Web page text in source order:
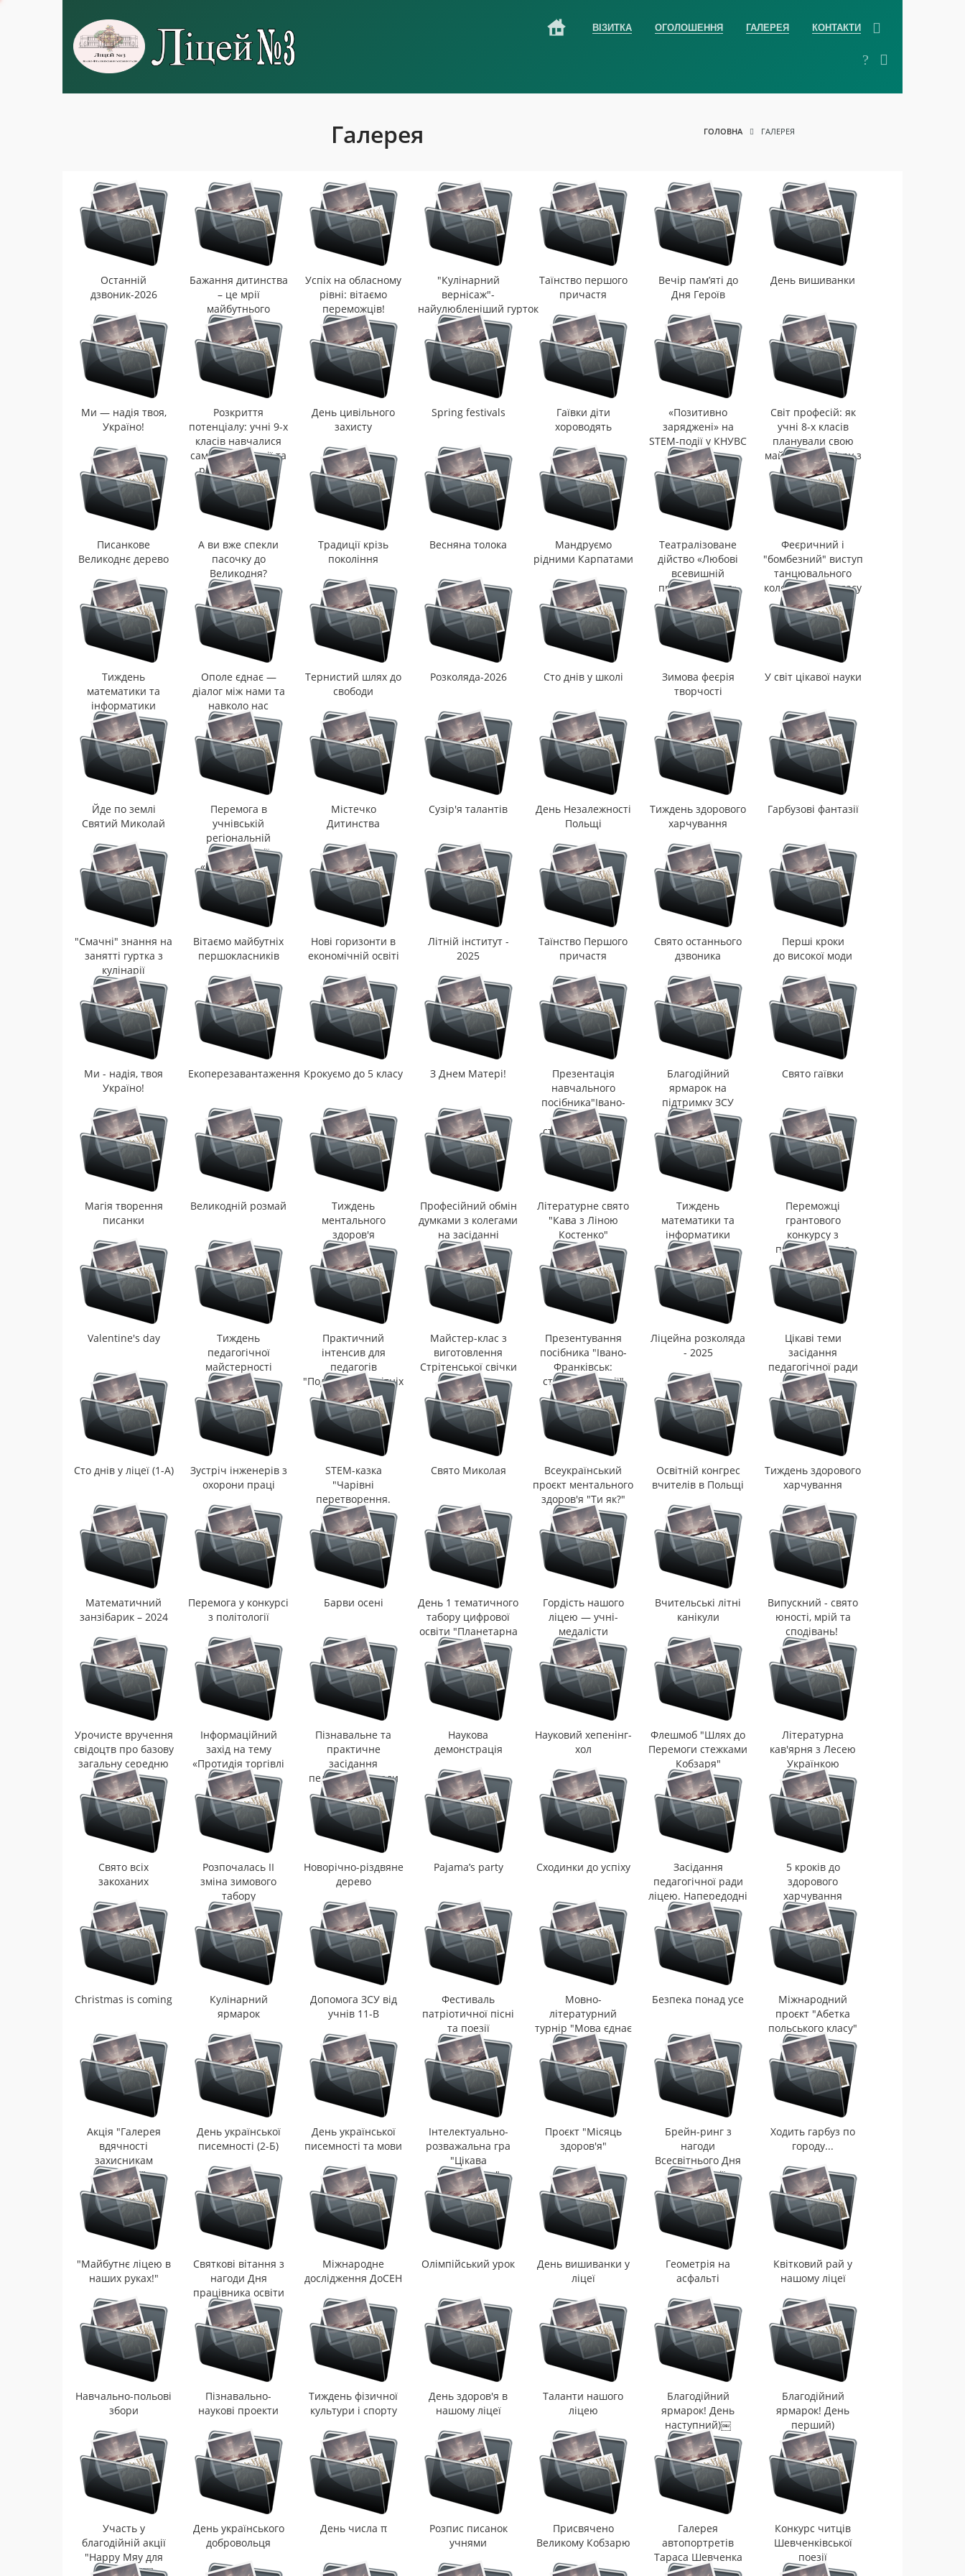
ВІЗИТКА ОГОЛОШЕННЯ ГАЛЕРЕЯ КОНТАКТИ
Галерея ГОЛОВНА ГАЛЕРЕЯ
Останній
дзвоник-2026
Бажання дитинства
– це мрії
майбутнього
Успіх на обласному
рівні: вітаємо
переможців!
"Кулінарний
вернісаж"-
найулюбленіший гурток
дітей
Таїнство першого
причастя
Вечір пам’яті до
Дня Героїв
День вишиванки
Ми — надія твоя,
Україно!
Розкриття
потенціалу: учні 9-х
класів навчалися
самопрезентації та
розумінню себе
День цивільного
захисту
Spring festivals
Гаївки діти
хороводять
«Позитивно
заряджені» на
STEM-події у КНУВС
Світ професій: як
учні 8-х класів
планували свою
майбутню кар'єру з
кар'єрним
радником
Писанкове
Великоднє дерево
А ви вже спекли
пасочку до
Великодня?
Традиції крізь
покоління
Весняна толока
Мандруємо
рідними Карпатами
Театралізоване
дійство «Любові
всевишній
присвячується»
Феєричний і
"бомбезний" виступ
танцювального
колективу 2-Б класу
Тиждень
математики та
інформатики
Ополе єднає —
діалог між нами та
навколо нас
Тернистий шлях до
свободи
Розколяда-2026 Сто днів у школі
Зимова феєрія
творчості
У світ цікавої науки
Йде по землі
Святий Миколай
Перемога в
учнівській
регіональній
конференції
«Екогеофорум»!
Містечко
Дитинства
Сузір'я талантів
День Незалежності
Польщі
Тиждень здорового
харчування
Гарбузові фантазії
"Смачні" знання на
занятті гуртка з
кулінарії
Вітаємо майбутніх
першокласників
Нові горизонти в
економічній освіті
Літній інститут -
2025
Таїнство Першого
причастя
Свято останнього
дзвоника
Перші кроки
до високої моди
Ми - надія, твоя
Україно!
Екоперезавантаження Крокуємо до 5 класу З Днем Матері!
Презентація
навчального
посібника"Івано-
Франківськ:
сторінки історії"
Благодійний
ярмарок на
підтримку ЗСУ
Свято гаївки
Магія творення
писанки
Великодній розмай
Тиждень
ментального
здоров'я
Професійний обмін
думками з колегами
на засіданні
педради
Літературне свято
"Кава з Ліною
Костенко"
Тиждень
математики та
інформатики
Переможці
грантового
конкурсу з
правознавства
Valentine's day
Тиждень
педагогічної
майстерності
Практичний
інтенсив для
педагогів
"Подолання освітніх
втрат"
Майстер-клас з
виготовлення
Стрітенської свічки
Презентування
посібника "Івано-
Франківськ:
сторінки історії"
Ліцейна розколяда
- 2025
Цікаві теми
засідання
педагогічної ради
ліцею
Сто днів у ліцеї (1-А)
Зустріч інженерів з
охорони праці
STEM-казка
"Чарівні
перетворення.
Казка про
Попелюшку"
Свято Миколая
Всеукраїнський
проєкт ментального
здоров'я "Ти як?"
Освітній конгрес
вчителів в Польщі
Тиждень здорового
харчування
Математичний
занзібарик – 2024
Перемога у конкурсі
з політології
Барви осені
День 1 тематичного
табору цифрової
освіти "Планетарна
пригода"
Гордість нашого
ліцею — учні-
медалісти
Вчительські літні
канікули
Випускний - свято
юності, мрій та
сподівань!
Урочисте вручення
свідоцтв про базову
загальну середню
освіту
Інформаційний
захід на тему
«Протидія торгівлі
людьми»
Пізнавальне та
практичне
засідання
педагогічної ради
Наукова
демонстрація
Науковий хепенінг-
хол
Флешмоб "Шлях до
Перемоги стежками
Кобзаря"
Літературна
кав'ярня з Лесею
Українкою
Свято всіх
закоханих
Розпочалась ІІ
зміна зимового
табору
Новорічно-різдвяне
дерево
Pajama’s party Сходинки до успіху
Засідання
педагогічної ради
ліцею. Напередодні
Різдва
5 кроків до
здорового
харчування
Christmas is coming
Кулінарний
ярмарок
Допомога ЗСУ від
учнів 11-В
Фестиваль
патріотичної пісні
та поезії
Мовно-
літературний
турнір "Мова єднає
всіх"
Безпека понад усе
Міжнародний
проєкт "Абетка
польського класу"
Акція "Галерея
вдячності
захисникам
України"
День української
писемності (2-Б)
День української
писемності та мови
Інтелектуально-
розважальна гра
"Цікава
математика"
Проєкт "Місяць
здоров'я"
Брейн-ринг з
нагоди
Всесвітнього Дня
Інформації
Ходить гарбуз по
городу...
"Майбутнє ліцею в
наших руках!"
Святкові вітання з
нагоди Дня
працівника освіти
Міжнародне
дослідження ДоСЕН
Олімпійський урок
День вишиванки у
ліцеї
Геометрія на
асфальті
Квітковий рай у
нашому ліцеї
Навчально-польові
збори
Пізнавально-
наукові проекти
Тиждень фізичної
культури і спорту
День здоров'я в
нашому ліцеї
Таланти нашого
ліцею
Благодійний
ярмарок! День
наступний)￼
Благодійний
ярмарок! День
перший)
Участь у
благодійній акції
"Happy Мяу для
Мурчика"￼
День українського
добровольця
День числа π
Розпис писанок
учнями
Присвячено
Великому Кобзарю
Галерея
автопортретів
Тараса Шевченка
Конкурс читців
Шевченківської
поезії